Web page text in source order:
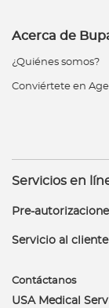
Acerca de
¿Quiénes somos?
Conviértete en
Servicios en
Pre-
Servicio al cliente
Contáctanos
USA Medical